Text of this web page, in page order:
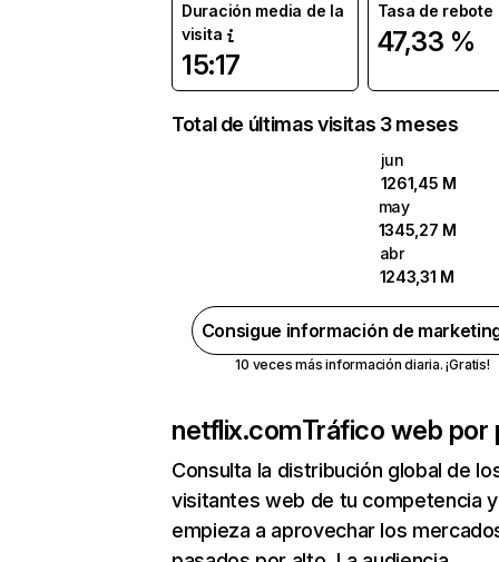
Duración media de la
visita
15:17
Tasa de rebote
47,33 %
Total de últimas visitas 3 meses
jun
1261,45 M
may
1345,27 M
abr
1243,31 M
Consigue información de
10 veces más información diaria. ¡Gratis!
netflix.comTráfico web por
Consulta la distribución global de
visitantes web de tu competencia y
empieza a aprovechar los